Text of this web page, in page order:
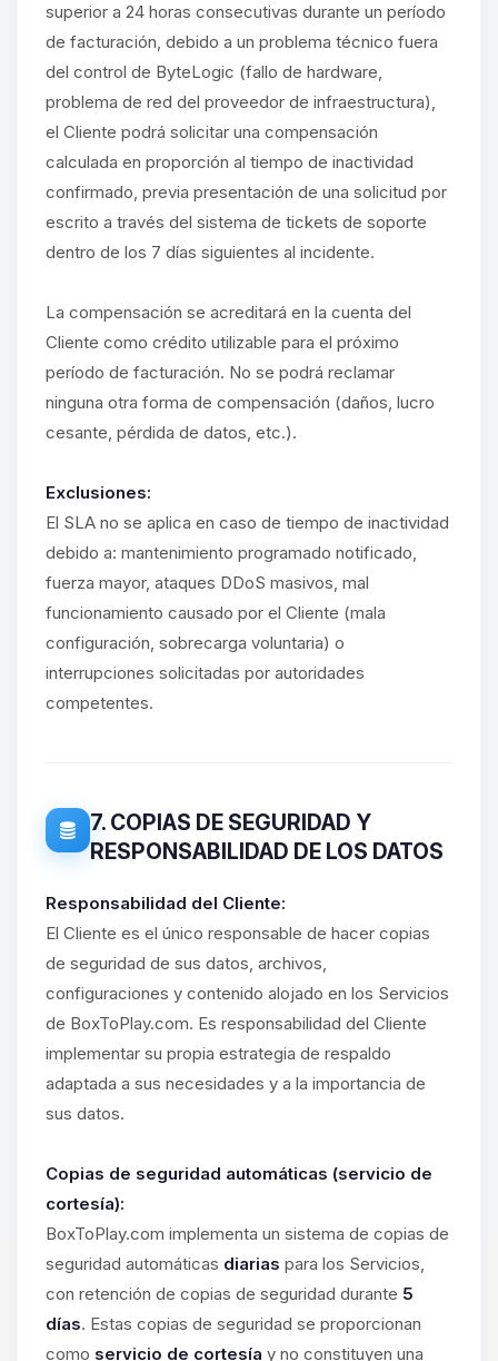
superior a 24 horas consecutivas durante un período
de facturación, debido a un problema técnico fuera
del control de ByteLogic (fallo de hardware,
problema de red del proveedor de infraestructura),
el Cliente podrá solicitar una compensación
calculada en proporción al tiempo de inactividad
confirmado, previa presentación de una solicitud por
escrito a través del sistema de tickets de soporte
dentro de los 7 días siguientes al incidente.
La compensación se acreditará en la cuenta del
Cliente como crédito utilizable para el próximo
período de facturación. No se podrá reclamar
ninguna otra forma de compensación (daños, lucro
cesante, pérdida de datos, etc.).
Exclusiones:
El SLA no se aplica en caso de tiempo de inactividad
debido a: mantenimiento programado notificado,
fuerza mayor, ataques DDoS masivos, mal
funcionamiento causado por el Cliente (mala
configuración, sobrecarga voluntaria) o
interrupciones solicitadas por autoridades
competentes.
7. COPIAS DE SEGURIDAD Y
RESPONSABILIDAD DE LOS DATOS
Responsabilidad del Cliente:
El Cliente es el único responsable de hacer copias
de seguridad de sus datos, archivos,
configuraciones y contenido alojado en los Servicios
de BoxToPlay.com. Es responsabilidad del Cliente
implementar su propia estrategia de respaldo
adaptada a sus necesidades y a la importancia de
sus datos.
Copias de seguridad automáticas (servicio de
cortesía):
BoxToPlay.com implementa un sistema de copias de
seguridad automáticas diarias para los Servicios,
con retención de copias de seguridad durante 5
días. Estas copias de seguridad se proporcionan
como servicio de cortesía y no constituyen una